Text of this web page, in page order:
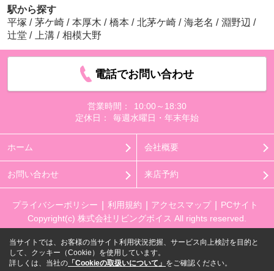
駅から探す
平塚 / 茅ケ崎 / 本厚木 / 橋本 / 北茅ケ崎 / 海老名 / 淵野辺 /
辻堂 / 上溝 / 相模大野
電話でお問い合わせ
営業時間：
10:00～18:30
定休日：
毎週水曜日・年末年始
ホーム 会社概要
お問い合わせ 来店予約
プライバシーポリシー 利用規約 アクセスマップ
PCサイト
Copyright(c) 株式会社リビングボイス All rights reserved.
当サイトでは、お客様の当サイト利用状況把握、サービス向上検討を目的と
して、クッキー（Cookie）を使用しています。
詳しくは、当社の 「Cookieの取扱いについて」 をご確認ください。